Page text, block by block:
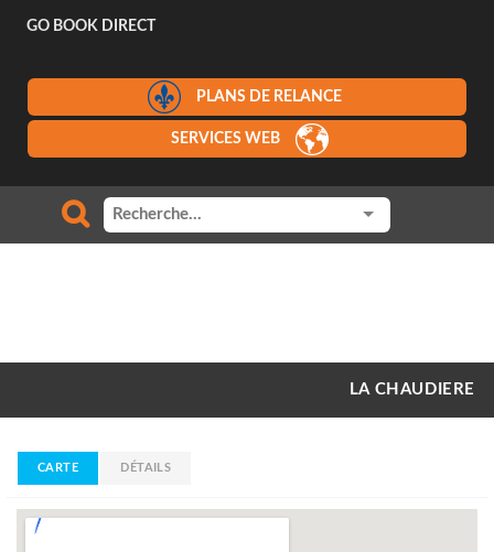
GO BOOK DIRECT
PLANS DE RELANCE
SERVICES WEB
LA CHAUDIERE
CARTE DÉTAILS